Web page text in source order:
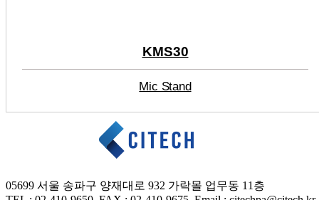
KMS30
Mic Stand
05699 서울 송파구 양재대로 932 가락몰 업무동 11층